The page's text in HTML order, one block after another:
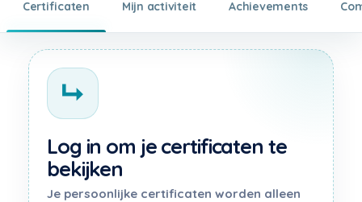
Certificaten Mijn activiteit Achievements
↳
Log in om je certificaten te
bekijken
Je persoonlijke certificaten worden alleen